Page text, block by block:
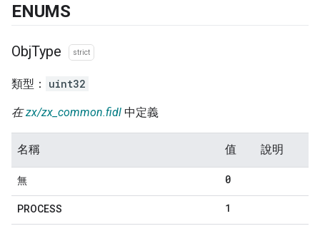
ENUMS
ObjType strict
類型： uint32
在zx/zx_common.fidl 中定義
名稱 值 說明
無 0
PROCESS 1